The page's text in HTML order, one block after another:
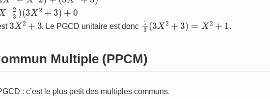
–23 )( 3 X2+3 0
3X2
. Le PGCD unitaire est donc
1 3(3X2 3)= 2+1
.
Multiple (PPCM)
: c’est le plus petit des multiples communs.